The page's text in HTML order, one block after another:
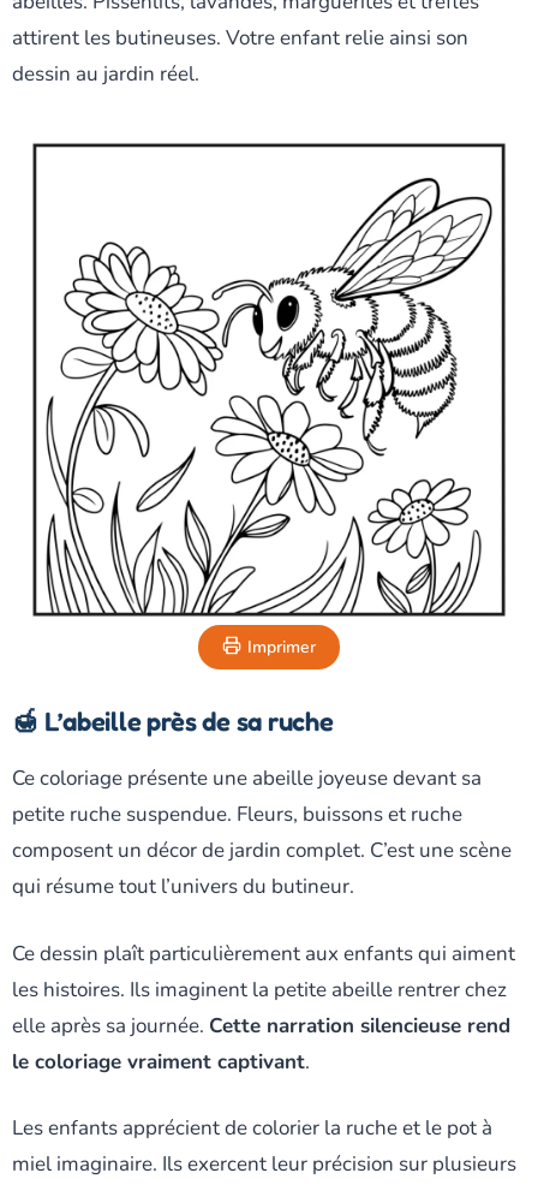
attirent les butineuses. Votre enfant relie ainsi son
dessin au jardin réel.
Imprimer
🍯 L’abeille près de sa ruche
Ce coloriage présente une abeille joyeuse devant sa
petite ruche suspendue. Fleurs, buissons et ruche
composent un décor de jardin complet. C’est une scène
qui résume tout l’univers du butineur.
Ce dessin plaît particulièrement aux enfants qui aiment
les histoires. Ils imaginent la petite abeille rentrer chez
elle après sa journée. Cette narration silencieuse rend
le coloriage vraiment captivant.
Les enfants apprécient de colorier la ruche et le pot à
miel imaginaire. Ils exercent leur précision sur plusieurs